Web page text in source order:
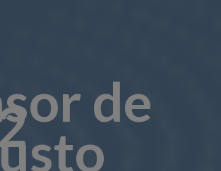
de